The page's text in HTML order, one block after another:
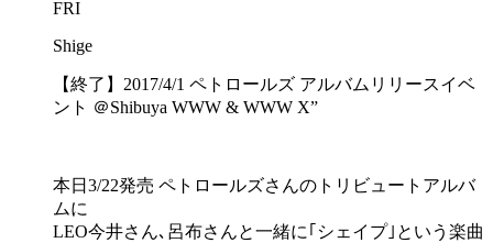
FRI
Shige
【終了】2017/4/1 ペトロールズ アルバムリリースイベ
ント ＠Shibuya WWW & WWW X”
本日3/22発売 ペトロールズさんのトリビュートアルバ
ムに
LEO今井さん､呂布さんと一緒に｢シェイプ｣という楽曲